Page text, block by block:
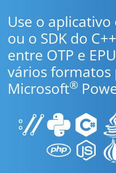
Use o
ou o SDK do
entre OTP e
vários formatos
Microsoft®